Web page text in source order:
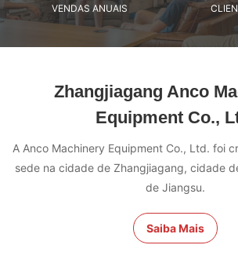
VENDAS ANUAIS
Zhangjiagang Anco
Equipment Co.,
A Anco Machinery Equipment Co., Ltd. foi
sede na cidade de Zhangjiagang, cidade
de Jiangsu.
Saiba Mais